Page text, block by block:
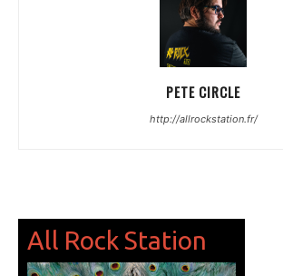
PETE CIRCLE
http://allrockstation.fr/